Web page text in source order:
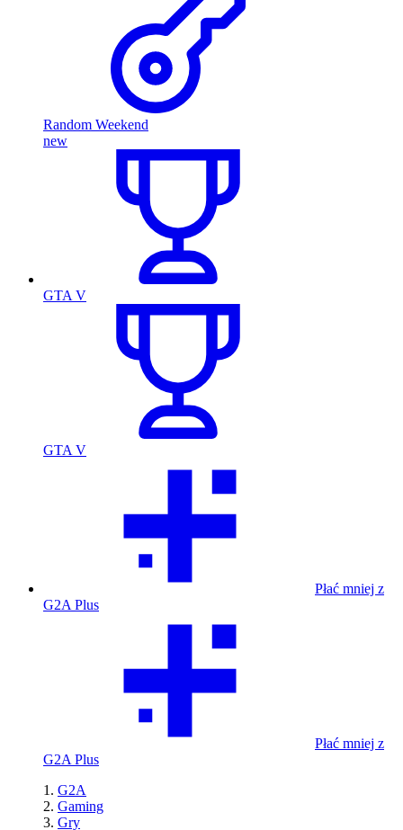
Random Weekend
new
GTA V
GTA V
Płać mniej z
G2A Plus
Płać mniej z
G2A Plus
G2A
Gaming
Gry